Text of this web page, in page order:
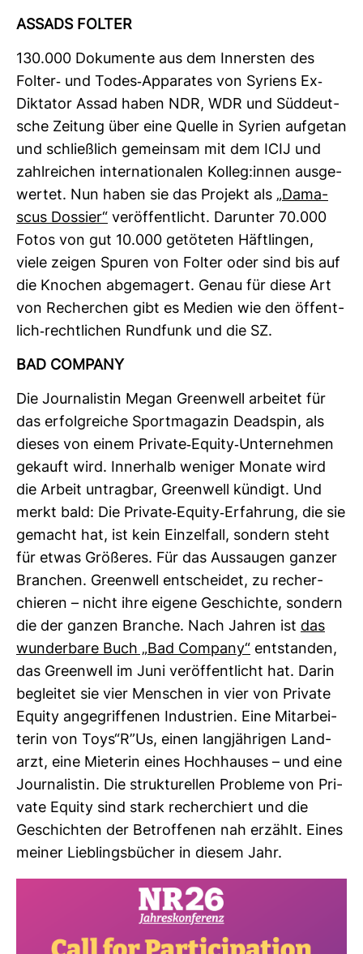
ASSADS FOLTER
130.000 Doku­mente aus dem Innersten des
Folter-​ und Todes-​Appa­rates von Syriens Ex-​
Dik­tator Assad haben NDR, WDR und Süd­deut­
sche Zei­tung über eine Quelle in Syrien auf­getan
und schließ­lich gemeinsam mit dem ICIJ und
zahl­rei­chen inter­na­tio­nalen Kolleg:innen aus­ge­
wertet. Nun haben sie das Pro­jekt als „Dama­
scus Dos­sier“ ver­öf­fent­licht. Dar­unter 70.000
Fotos von gut 10.000 getö­teten Häft­lingen,
viele zeigen Spuren von Folter oder sind bis auf
die Kno­chen abge­ma­gert. Genau für diese Art
von Recher­chen gibt es Medien wie den öffent­
lich-​recht­li­chen Rund­funk und die SZ.
BAD COM­PANY
Die Jour­na­listin Megan Green­well arbeitet für
das erfolg­reiche Sport­ma­gazin Dead­spin, als
dieses von einem Pri­vate-​Equity-​Unter­nehmen
gekauft wird. Inner­halb weniger Monate wird
die Arbeit untragbar, Green­well kün­digt. Und
merkt bald: Die Pri­vate-​Equity-​Erfah­rung, die sie
gemacht hat, ist kein Ein­zel­fall, son­dern steht
für etwas Grö­ßeres. Für das Aus­saugen ganzer
Bran­chen. Green­well ent­scheidet, zu recher­
chieren – nicht ihre eigene Geschichte, son­dern
die der ganzen Branche. Nach Jahren ist das
wun­der­bare Buch „Bad Com­pany“ ent­standen,
das Green­well im Juni ver­öf­fent­licht hat. Darin
begleitet sie vier Men­schen in vier von Pri­vate
Equity ange­grif­fenen Indus­trien. Eine Mit­ar­bei­
terin von Toys“R”Us, einen lang­jäh­rigen Land­
arzt, eine Mie­terin eines Hoch­hauses – und eine
Jour­na­listin. Die struk­tu­rellen Pro­bleme von Pri­
vate Equity sind stark recher­chiert und die
Geschichten der Betrof­fenen nah erzählt. Eines
meiner Lieb­lings­bü­cher in diesem Jahr.